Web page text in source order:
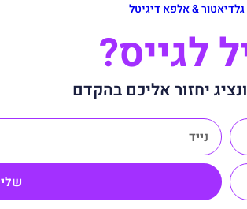
& אלפא דיגיטל
לגייס?
יחזור אליכם בהקדם